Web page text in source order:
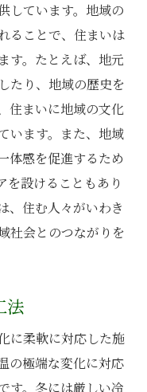
しています。地域の
ることで、住まいは
す。たとえば、地元
たり、地域の歴史を
住まいに地域の文化
います。また、地域
体感を促進するため
を設けることもあり
、住む人々がいわき
社会とのつながりを
法
に柔軟に対応した施
の極端な変化に対応
す。冬には厳しい冷